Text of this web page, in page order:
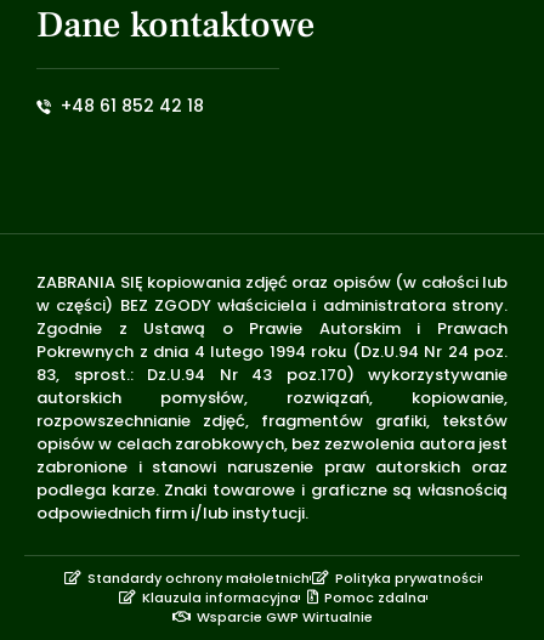
Dane kontaktowe
+48 61 852 42 18
ZABRANIA SIĘ kopiowania zdjęć oraz opisów (w całości lub
w części) BEZ ZGODY właściciela i administratora strony.
Zgodnie z Ustawą o Prawie Autorskim i Prawach
Pokrewnych z dnia 4 lutego 1994 roku (Dz.U.94 Nr 24 poz.
83, sprost.: Dz.U.94 Nr 43 poz.170) wykorzystywanie
autorskich pomysłów, rozwiązań, kopiowanie,
rozpowszechnianie zdjęć, fragmentów grafiki, tekstów
opisów w celach zarobkowych, bez zezwolenia autora jest
zabronione i stanowi naruszenie praw autorskich oraz
podlega karze. Znaki towarowe i graficzne są własnością
odpowiednich firm i/lub instytucji.
Standardy ochrony małoletnich
Polityka prywatności
Klauzula informacyjna
Pomoc zdalna
Wsparcie GWP Wirtualnie